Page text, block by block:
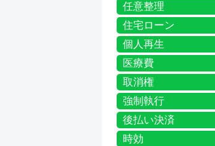
任意整理
住宅ローン
個人再生
医療費
取消権
強制執行
後払い決済
時効